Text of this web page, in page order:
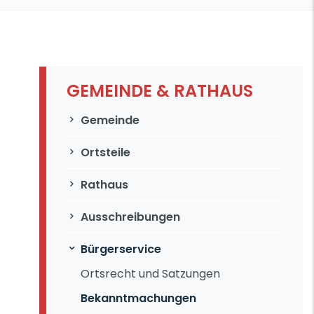
GEMEINDE & RATHAUS
Navigation überspringen
Gemeinde
Ortsteile
Rathaus
Ausschreibungen
Bürgerservice
Ortsrecht und Satzungen
Bekanntmachungen